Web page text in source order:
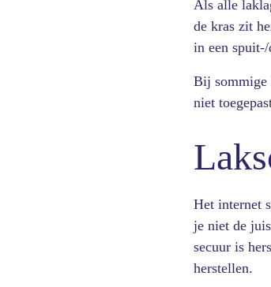
Als alle
de kras zit
in een
Bij sommige
niet
Het internet
je niet de
secuur is
herstellen.